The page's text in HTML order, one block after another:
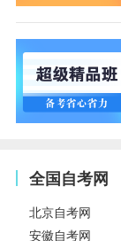
全国自考网
北京自考网
安徽自考网